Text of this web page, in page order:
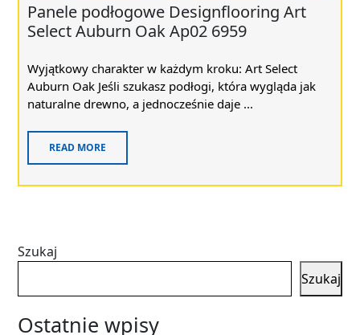
Panele podłogowe Designflooring Art
Select Auburn Oak Ap02 6959
Wyjątkowy charakter w każdym kroku: Art Select
Auburn Oak Jeśli szukasz podłogi, która wygląda jak
naturalne drewno, a jednocześnie daje ...
READ MORE
Szukaj
Szukaj
Ostatnie wpisy